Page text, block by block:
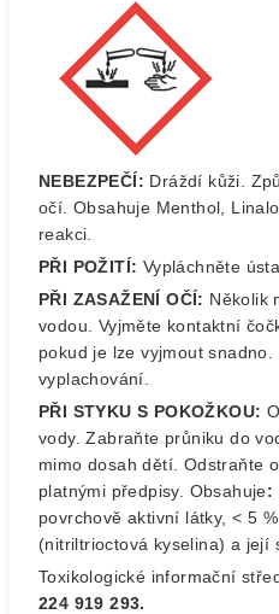
NEBEZPEČÍ: Dráždí kůži.
očí. Obsahuje Menthol,
reakci.
PŘI POŽITÍ: Vypláchněte
PŘI ZASAŽENÍ OČÍ: Několik
vodou. Vyjměte kontaktní
pokud je lze vyjmout snadno.
vyplachování.
PŘI STYKU S POKOŽKOU:
vody. Zabraňte průniku do
mimo dosah dětí. Odstraňte
platnými předpisy. Obsahuje:
povrchově aktivní látky, < 5
(nitriltrioctová kyselina) a její
Toxikologické informační
224 919 293.